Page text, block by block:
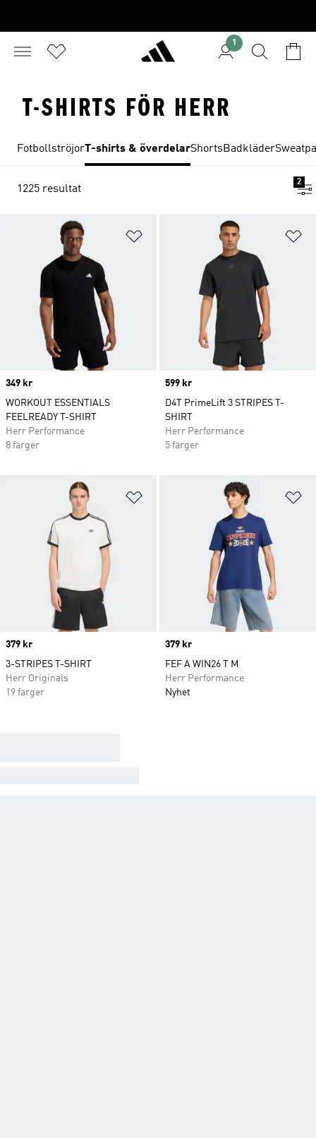
1
T-SHIRTS FÖR HERR
FotbollströjorT-shirts & överdelarShortsBadkläder
1225 resultat
2
Lägg till på önskelistan
Price
349 kr
WORKOUT ESSENTIALS
FEELREADY T-SHIRT
Herr Performance
8 färger
Price
599 kr
D4T PrimeLift 3 STRIPES T-
SHIRT
Herr Performance
5 färger
Lägg till på önskelistan
Price
379 kr
3-STRIPES T-SHIRT
Herr Originals
19 färger
Price
379 kr
FEF A WIN26 T M
Herr Performance
Nyhet